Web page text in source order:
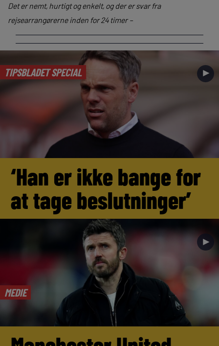
Det er nemt, hurtigt og enkelt, og der er svar fra
rejsearrangørerne inden for 24 timer –
TIPSBLADET SPECIAL ►
‘Han er ikke bange for
at tage beslutninger’
MEDIE
►